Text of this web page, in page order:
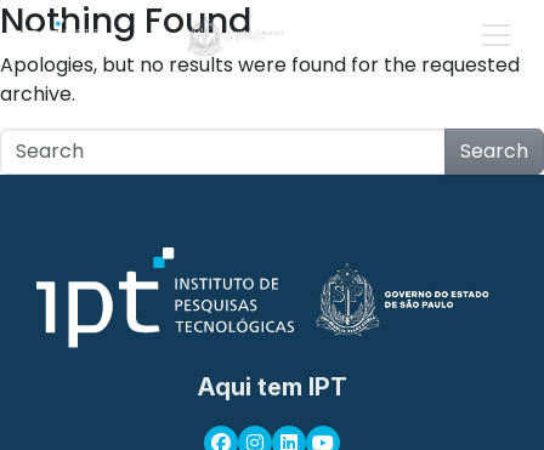
Nothing Found
Apologies, but no results were found for the requested
archive.
Search
Aqui tem IPT